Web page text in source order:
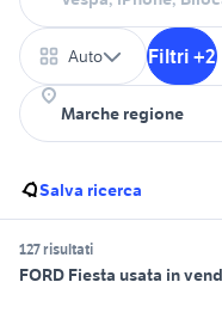
Auto Filtri +2
Salva ricerca
127 risultati
FORD Fiesta usata in